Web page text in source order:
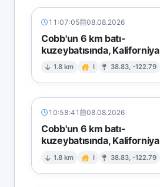
11:07:05 08.08.2026
Cobb'un 6 km batı-
kuzeybatısında, Kaliforniya
1.8 km I 38.83, -122.79
10:58:41 08.08.2026
Cobb'un 6 km batı-
kuzeybatısında, Kaliforniya
1.8 km I 38.83, -122.79